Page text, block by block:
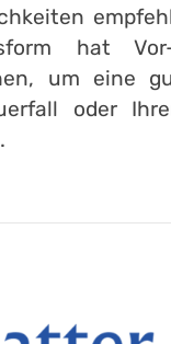
hat
um eine
oder